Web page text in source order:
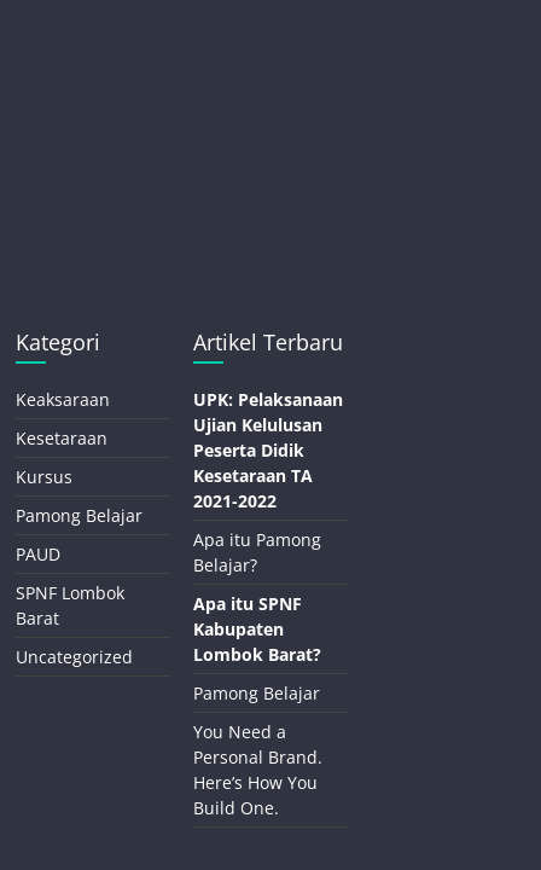
Kategori
Keaksaraan
Kesetaraan
Kursus
Pamong Belajar
PAUD
SPNF Lombok
Barat
Uncategorized
Artikel Terbaru
UPK: Pelaksanaan
Ujian Kelulusan
Peserta Didik
Kesetaraan TA
2021-2022
Apa itu Pamong
Belajar?
Apa itu SPNF
Kabupaten
Lombok Barat?
Pamong Belajar
You Need a
Personal Brand.
Here’s How You
Build One.